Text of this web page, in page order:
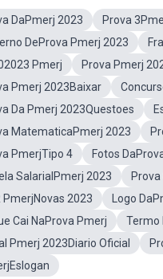
DaPmerj 2023 Prova
DeProva Pmerj 2023
Pmerj
Prova Pmerj
Pmerj 2023Baixar
Da Pmerj 2023Questoes
MatematicaPmerj 2023
PmerjTipo 4
Fotos
SalarialPmerj 2023
PmerjNovas 2023
Logo
Cai NaProva Pmerj
Termo
Pmerj 2023Diario Oficial